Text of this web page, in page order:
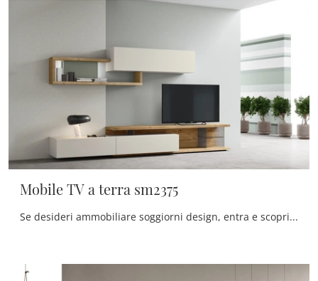
Mobile TV a terra sm2375
Se desideri ammobiliare soggiorni design, entra e scopri il mobile porta tv Mobile TV a terra sm2375 dell'azienda Maronese, prodotto in melaminico